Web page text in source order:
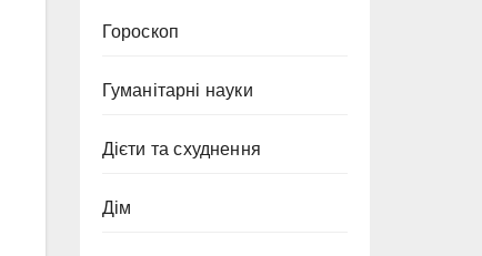
Гороскоп
Гуманітарні науки
Дієти та схуднення
Дім